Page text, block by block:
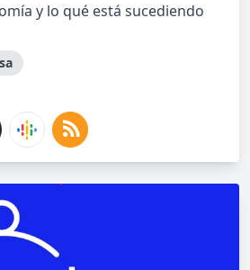
y lo qué está sucediendo